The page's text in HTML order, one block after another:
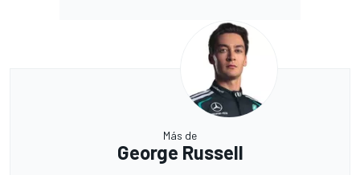
Más de
George Russell